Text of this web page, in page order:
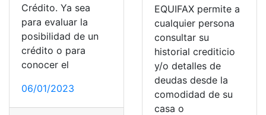
Crédito. Ya sea
para evaluar la
posibilidad de un
crédito o para
conocer el
06/01/2023
EQUIFAX permite a
cualquier persona
consultar su
historial crediticio
y/o detalles de
deudas desde la
comodidad de su
casa o